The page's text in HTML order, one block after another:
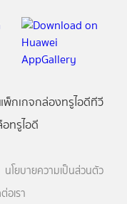
แพ็กเกจกล่องทรูไอดีทีวี
ทรูไอดี
นโยบายความเป็นส่วนตัว
อเรา